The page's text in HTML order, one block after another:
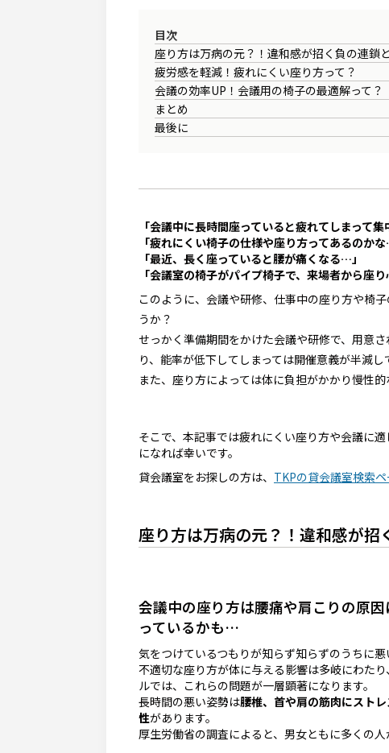
目次
座り方は万病の元？！違和感が招く負の連鎖
疲労感を軽減！疲れにくい座り方って？
会議の効率UP！会議用の椅子の最適解って？
まとめ
最後に
「会議中に長時間座っていると疲れてしまって
「疲れにくい椅子の仕様や座り方ってあるのかな
「最近、長く座っていると腰が痛くなる…」
「会議室の椅子がパイプ椅子で、来場者から座
このように、会議や研修、仕事中の座り方や椅
うか？
せっかく準備期間をかけた会議や研修で、用意
り、能率が低下してしまっては開催意義が半減し
また、座り方によっては体に負担がかかり慢性
そこで、本記事では疲れにくい座り方や会議に
になれば幸いです。
貸会議室をお探しの方は、 TKPの貸会議室検索ペ
座り方は万病の元？！違和感が招
会議中の座り方は腰痛や肩こりの原
っているかも…
気をつけているつもりが知らず知らずのうちに悪
不適切な座り方が体に与える影響は多岐にわた
ルでは、これらの問題が一層顕著になります。
長時間の悪い姿勢は腰椎、首や肩の筋肉にスト
性があります。
厚生労働省の調査によると、男女ともに多くの